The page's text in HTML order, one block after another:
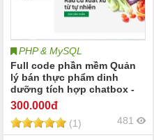
PHP & MySQL
Full code phần mềm Quản
lý bán thực phẩm dinh
dưỡng tích hợp chatbox -
Thanh toán Vnpay
300.000đ
(1) 481